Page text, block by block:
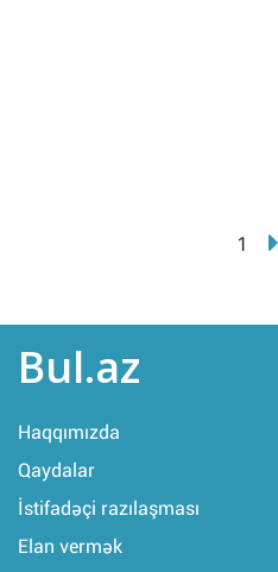
1
Bul.az
Haqqımızda
Qaydalar
İstifadəçi razılaşması
Elan vermək